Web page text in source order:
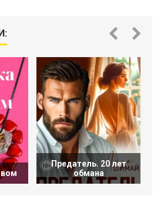
Предатель. 20 лет
обмана